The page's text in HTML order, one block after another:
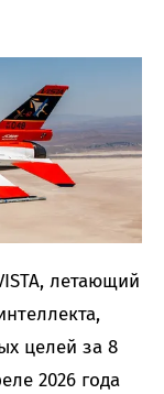
летающий
целей за 8
2026 года